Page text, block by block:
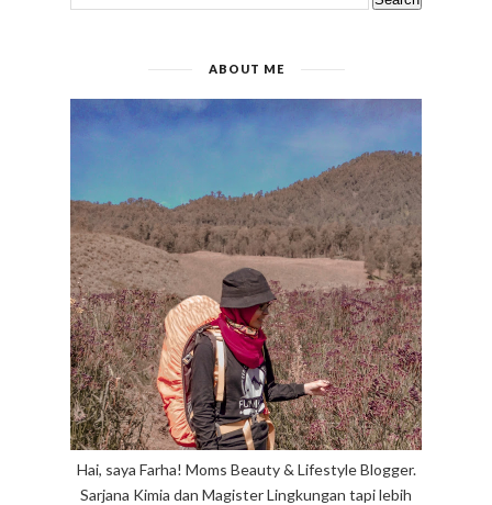
ABOUT ME
Hai, saya Farha! Moms Beauty & Lifestyle Blogger.
Sarjana Kimia dan Magister Lingkungan tapi lebih